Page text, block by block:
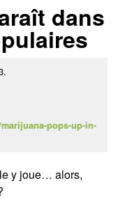
dans
pops-up-in-
y joue… alors,